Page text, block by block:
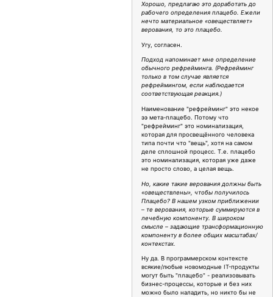
Хорошо, предлагаю это доработать до
рабочего определения плацебо. Ежели
нечто материальное «овеществляет»
верования, то это плацебо.
Угу, согласен.
Подход напоминает мне определение
обычного рефрейминга. (Рефрейминг
только в том случае является
рефреймингом, если наблюдается
соответствующая реакция.)
Наименование "рефрейминг" это некое
ээ мета-плацебо. Потому что
"рефрейминг" это номинализация,
которая для просвещённого человека
типа почти что "вещь", хотя на самом
деле сплошной процесс. Т.е. плацебо
это номинализация, которая уже даже
не просто слово, а целая вещь.
Но, какие такие верования должны быть
«овеществлены», чтобы получилось
Плацебо? В нашем узком приближении
– те верования, которые суммируются в
лечебную компоненту. В широком
смысле – задающие трансформационную
компоненту в более общих масштабах/
контекстах.
Ну да. В программерском контексте
всякие/любые новомодные IT-продукты
могут быть "плацебо" - реализовывать
бизнес-процессы, которые и без них
можно было наладить, но никто бы не